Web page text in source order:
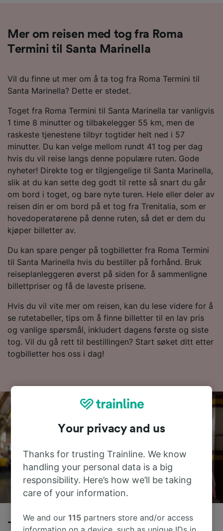
Mer om reisen med tog fra Roma
Termini til Santa Marinella
Vil du finne ut mer om å ta tog fra Roma Termini til
Santa Marinella? Dette er stedet.
Toget fra Roma Termini til Santa Marinella tar vanligvis
1 time 8 minutter og tilbakelegger 55 km, men de
raskeste tjenestene tilbyr togtider helt ned i 57
minutter. Du kan velge mellom rundt 41 tog per dag
hvis du vil reise langs denne populære ruten. Gode
nyheter! Direkte tog er tilgjengelige til Santa Marinella,
slik at du kan sette deg godt til rette så snart du går
om bord i toget, og bare nyte turen. Hele eller deler av
reisen din er om bord på et tog fra Trenitalia, som er
hovedoperatørene på denne ruten, så det er dem du
kjøper billetter av.
Du kan spare penger på togbilletter fra Roma Termini
til Santa Marinella hvis du bestiller på forhånd. Bruk
reiseplanleggeren øverst på siden for å sammenligne
billettpriser og få de laveste prisene.
Hvis du vil vite mer om reisen, kan du lese videre for å
se rutetabeller, tips om å finne billetter til en lav pris
og vanlige spørsmål, inkludert dagens første og siste
tog. Vil du gå rett til bestillingen? Start søket ditt etter
togbilletter hos oss i dag!
Tog fra Roma Termini til Santa
Your privacy and us
Thanks for trusting Trainline. We know
handling your personal data is a big
responsibility. Here’s how we’ll be taking
care of your information.
We and our115 partners store and/or access